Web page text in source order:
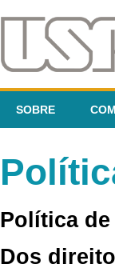
SOBRE
Política de
Dos